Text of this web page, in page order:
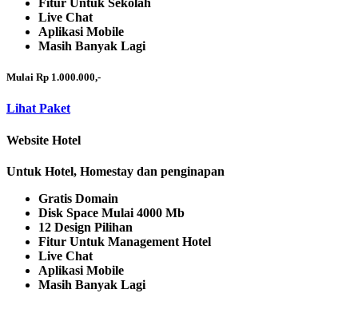
Fitur Untuk Sekolah
Live Chat
Aplikasi Mobile
Masih Banyak Lagi
Mulai Rp 1.000.000,-
Lihat Paket
Website Hotel
Untuk Hotel, Homestay dan penginapan
Gratis Domain
Disk Space Mulai 4000 Mb
12 Design Pilihan
Fitur Untuk Management Hotel
Live Chat
Aplikasi Mobile
Masih Banyak Lagi